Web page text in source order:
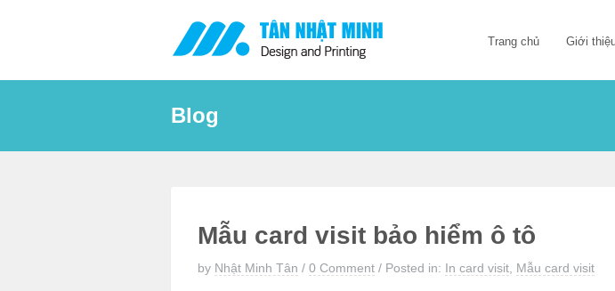
Trang chủ Giới
Blog
Mẫu card visit bảo hiểm ô tô
by Nhật Minh Tân / 0 Comment / Posted in: In card visit Mẫu card visit